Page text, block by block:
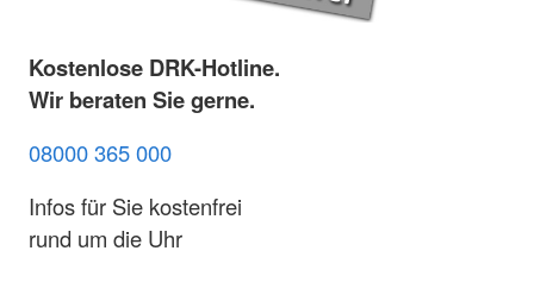
Kostenlose DRK-Hotline.
Wir beraten Sie gerne.
08000 365 000
Infos für Sie kostenfrei
rund um die Uhr